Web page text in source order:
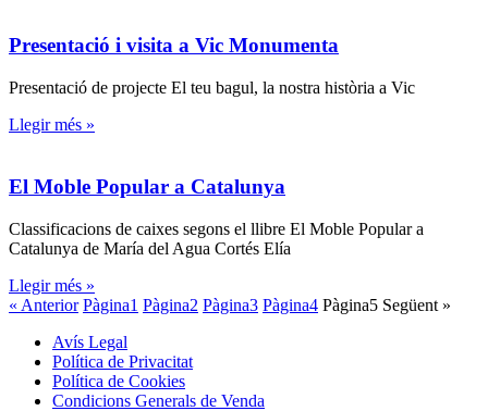
Presentació i visita a Vic Monumenta
Presentació de projecte El teu bagul, la nostra història a Vic
Llegir més »
El Moble Popular a Catalunya
Classificacions de caixes segons el llibre El Moble Popular a
Catalunya de María del Agua Cortés Elía
Llegir més »
« Anterior Pàgina1 Pàgina2 Pàgina3 Pàgina4 Pàgina5 Següent »
Avís Legal
Política de Privacitat
Política de Cookies
Condicions Generals de Venda